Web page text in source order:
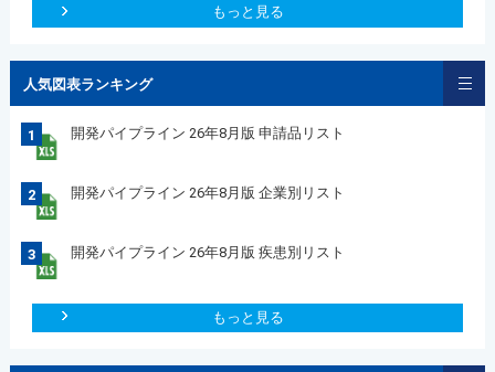
もっと見る
人気図表ランキング
1 開発パイプライン 26年8月版 申請品リスト
2 開発パイプライン 26年8月版 企業別リスト
3 開発パイプライン 26年8月版 疾患別リスト
もっと見る